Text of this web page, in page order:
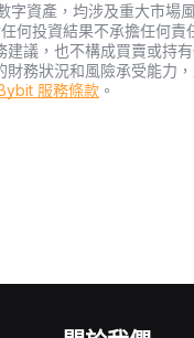
資產，均涉及重大市場
何投資結果不承擔任何責
議，也不構成買賣或持
務狀況和風險承受能力
服務條款 。